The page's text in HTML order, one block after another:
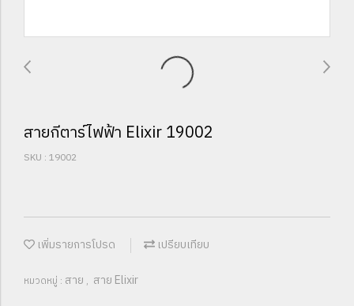
สายกีตาร์ไฟฟ้า Elixir 19002
SKU : 19002
เพิ่มรายการโปรด เปรียบเทียบ
หมวดหมู่ : สาย , สาย Elixir